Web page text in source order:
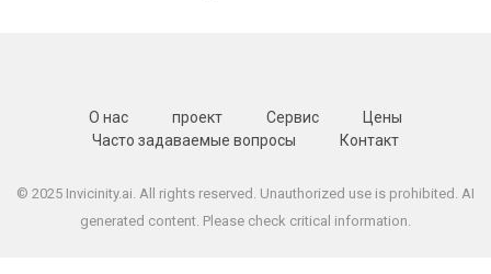
О нас проект Сервис
Цены
Часто задаваемые вопросы
Контакт
© 2025 Invicinity.ai. All rights reserved. Unauthorized use is prohibited. AI
generated content. Please check critical information.